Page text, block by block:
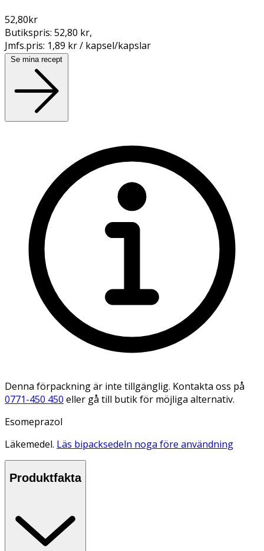
52,80kr
Butikspris: 52,80 kr,
Jmfs.pris: 1,89 kr / kapsel/kapslar
Se mina recept
Denna förpackning är inte tillgänglig. Kontakta oss på
0771-450 450 eller gå till butik för möjliga alternativ.
Esomeprazol
Läkemedel. Läs bipacksedeln noga före användning
Produktfakta